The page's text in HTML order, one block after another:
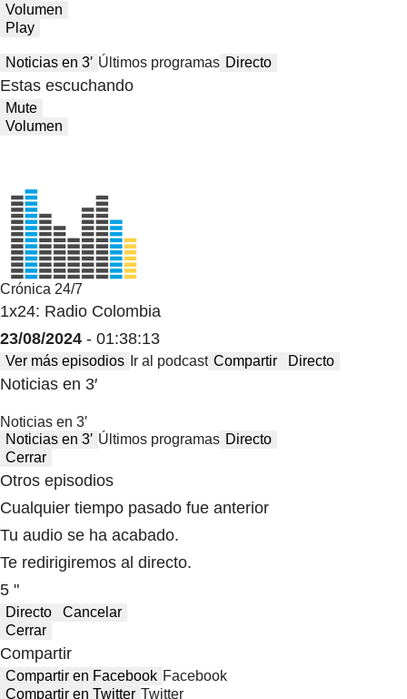
Volumen
Play
Noticias en 3′ Últimos programas Directo
Estas escuchando
Mute
Volumen
Crónica 24/7
1x24: Radio Colombia
23/08/2024 - 01:38:13
Ver más episodios Ir al podcast Compartir Directo
Noticias en 3′
Noticias en 3′
Noticias en 3′ Últimos programas Directo
Cerrar
Otros episodios
Cualquier tiempo pasado fue anterior
Tu audio se ha acabado.
Te redirigiremos al directo.
5 "
Directo
Cancelar
Cerrar
Compartir
Compartir en Facebook Facebook
Compartir en Twitter Twitter